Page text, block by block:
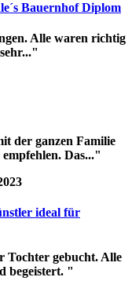
Bauernhof Diplom
Alle waren richtig
der ganzen Familie
Das..."
ideal für
Tochter gebucht. Alle
begeistert. "